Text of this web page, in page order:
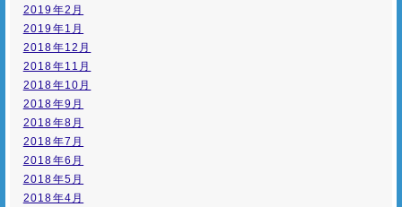
2019年2月
2019年1月
2018年12月
2018年11月
2018年10月
2018年9月
2018年8月
2018年7月
2018年6月
2018年5月
2018年4月